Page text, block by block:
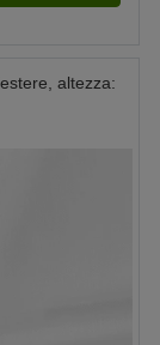
altezza: